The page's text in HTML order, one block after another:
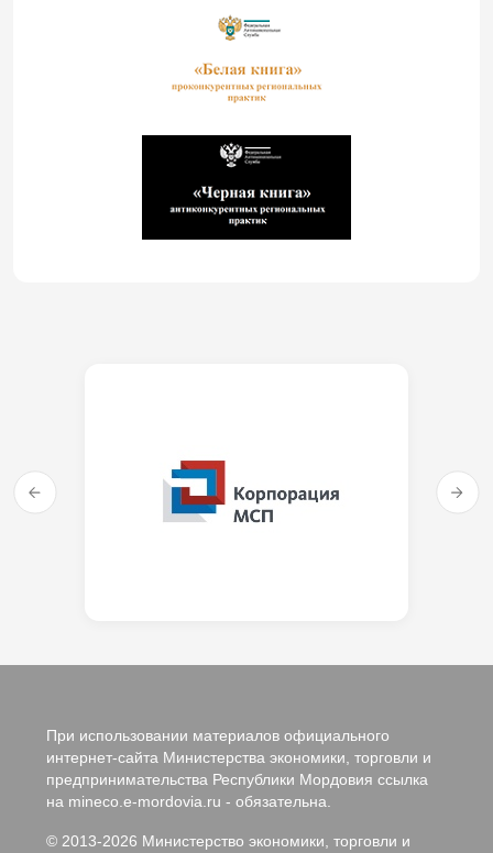
При использовании материалов официального
интернет-сайта Министерства экономики, торговли и
предпринимательства Республики Мордовия ссылка
на mineco.e-mordovia.ru - обязательна.
© 2013-2026 Министерство экономики, торговли и